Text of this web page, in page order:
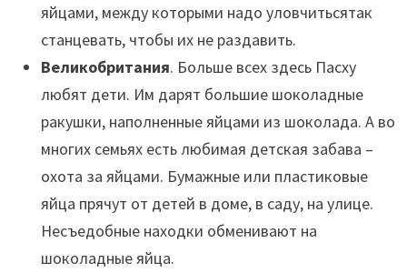
яйцами, между которыми надо уловчитьсятак
станцевать, чтобы их не раздавить.
Великобритания. Больше всех здесь Пасху
любят дети. Им дарят большие шоколадные
ракушки, наполненные яйцами из шоколада. А во
многих семьях есть любимая детская забава –
охота за яйцами. Бумажные или пластиковые
яйца прячут от детей в доме, в саду, на улице.
Несъедобные находки обменивают на
шоколадные яйца.